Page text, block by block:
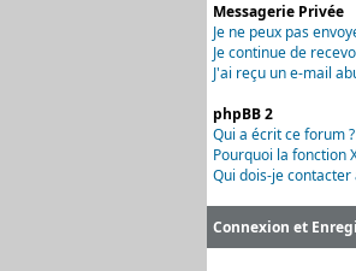
Messagerie Privée
Je ne peux pas
Je continue de
J'ai reçu un e-mail
phpBB 2
Qui a écrit ce forum ?
Pourquoi la fonction
Qui dois-je
Connexion et